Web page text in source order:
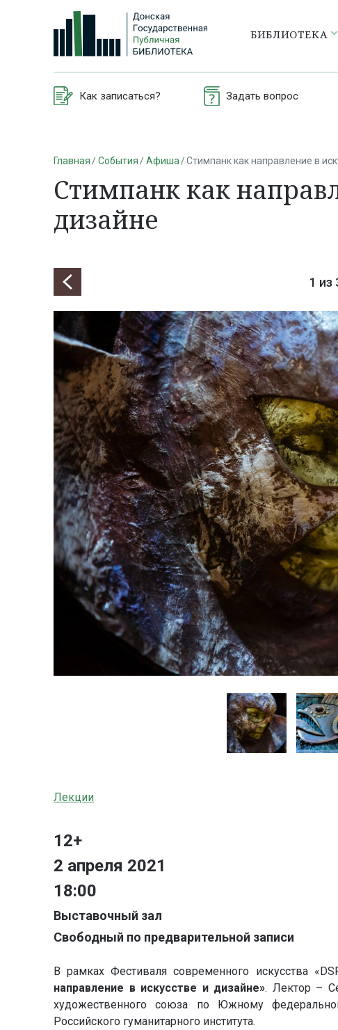
БИБЛИОТЕКА
Как записаться? Задать вопрос
Главная События Афиша Стимпанк как направление в
Стимпанк как
дизайне
1 из
Лекции
12+
2 апреля 2021
18:00
Выставочный зал
Свободный по предварительной записи
В рамках Фестиваля современного искусства
направление в искусстве и дизайне». Лектор –
художественного союза по Южному
Российского гуманитарного института.